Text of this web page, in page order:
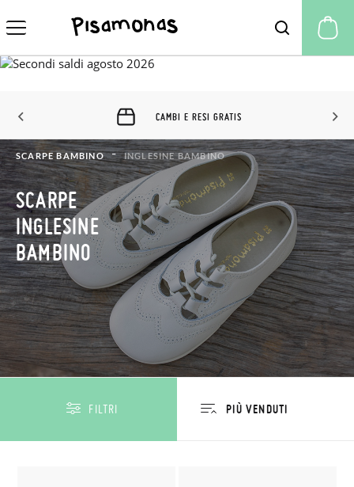
CAMBI E RESI GRATIS
SCARPE BAMBINO INGLESINE BAMBINO
SCARPE
INGLESINE
BAMBINO
FILTRI